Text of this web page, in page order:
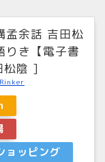
孟余話 吉田松
りき【電子書
松陰 ]
Rinker
ョッピング